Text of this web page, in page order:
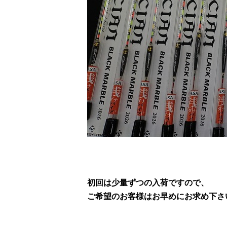
初回は少量ずつの入荷ですので、
ご希望のお客様はお早めにお求め下